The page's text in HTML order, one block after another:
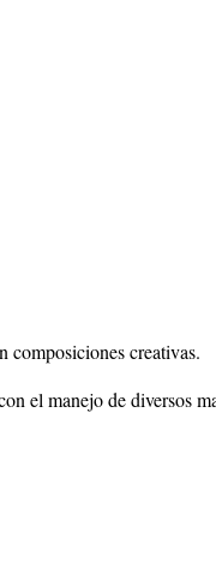
composiciones creativas.
el manejo de diversos